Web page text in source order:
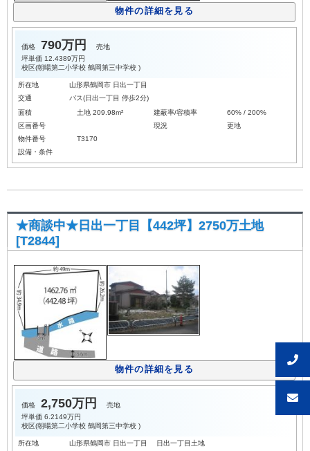
物件の詳細を見る
価格 790万円
売地
坪単価 12.4389万円
校区(朝暘第二小学校 鶴岡第三中学校 )
所在地
山形県鶴岡市 日出一丁目
交通
バス(日出一丁目 停歩2分)
面積
土地 209.98m² 建蔽率/容積率
60% / 200%
区画番号
現況
更地
物件番号
T3170
設備・条件
★商談中★日出一丁目【442坪】2750万土地
[T2844]
物件の詳細を見る
価格 2,750万円
売地
坪単価 6.2149万円
校区(朝暘第二小学校 鶴岡第三中学校 )
所在地
山形県鶴岡市 日出一丁目 日出一丁目土地